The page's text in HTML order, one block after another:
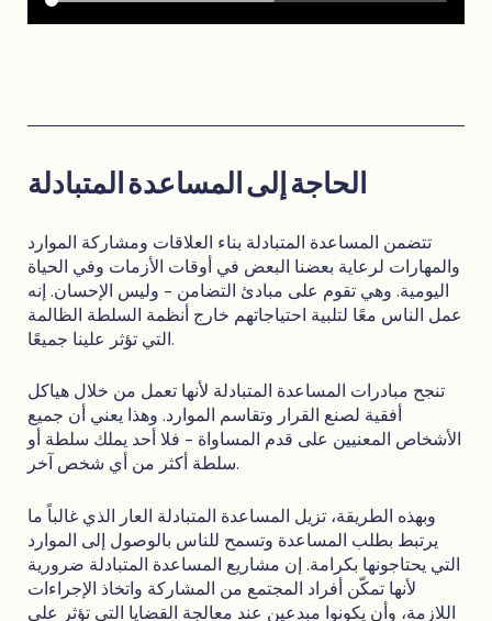
الحاجة إلى المساعدة المتبادلة
تتضمن المساعدة المتبادلة بناء العلاقات ومشاركة الموارد
والمهارات لرعاية بعضنا البعض في أوقات الأزمات وفي الحياة
اليومية. وهي تقوم على مبادئ التضامن - وليس الإحسان. إنه
عمل الناس معًا لتلبية احتياجاتهم خارج أنظمة السلطة الظالمة
التي تؤثر علينا جميعًا.
تنجح مبادرات المساعدة المتبادلة لأنها تعمل من خلال هياكل
أفقية لصنع القرار وتقاسم الموارد. وهذا يعني أن جميع
الأشخاص المعنيين على قدم المساواة - فلا أحد يملك سلطة أو
سلطة أكثر من أي شخص آخر.
وبهذه الطريقة، تزيل المساعدة المتبادلة العار الذي غالباً ما
يرتبط بطلب المساعدة وتسمح للناس بالوصول إلى الموارد
التي يحتاجونها بكرامة. إن مشاريع المساعدة المتبادلة ضرورية
لأنها تمكّن أفراد المجتمع من المشاركة واتخاذ الإجراءات
اللازمة، وأن يكونوا مبدعين عند معالجة القضايا التي تؤثر على